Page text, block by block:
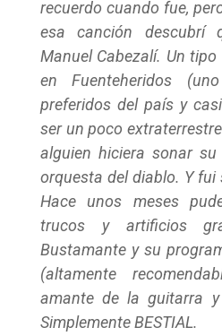
recuerdo cuando fue,
esa canción
Manuel Cabezalí. Un
en Fuenteheridos
preferidos del país y
ser un poco
alguien hiciera sonar
orquesta del diablo. Y fui
Hace unos meses
trucos y artificios
Bustamante y su
(altamente
amante de la guitarra
Simplemente BESTIAL.